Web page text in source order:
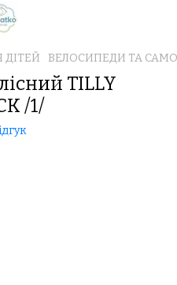
ДІТЕЙ ВЕЛОСИПЕДИ ТА
TILLY
/1/